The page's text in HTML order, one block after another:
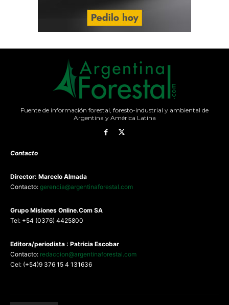
Fuente de información forestal, foresto-industrial y ambiental de
Argentina y América Latina
Contacto
Director: Marcelo Almada
Contacto: gerencia@argentinaforestal.com
Grupo Misiones Online.Com SA
Tel: +54 (0376) 4425800
Editora/periodista : Patricia Escobar
Contacto: redaccion@argentinaforestal.com
Cel: (+54)9 376 15 4 131636